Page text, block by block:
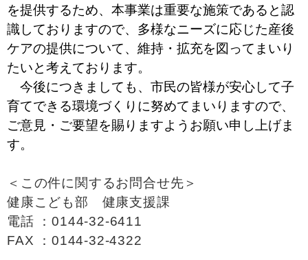
を提供するため、本事業は重要な施策であると認
識しておりますので、多様なニーズに応じた産後
ケアの提供について、維持・拡充を図ってまいり
たいと考えております。
今後につきましても、市民の皆様が安心して子
育てできる環境づくりに努めてまいりますので、
ご意見・ご要望を賜りますようお願い申し上げま
す。
＜この件に関するお問合せ先＞
健康こども部 健康支援課
電話 ：0144-32-6411
FAX ：0144-32-4322